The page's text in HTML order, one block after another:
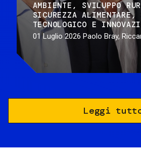
AMBIENTE
SVILUPPO
SICUREZZA ALIMENTARE
TECNOLOGICO E
01 Luglio 2026 Paolo Bray,
Leggi